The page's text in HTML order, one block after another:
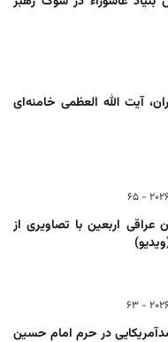
آیت الله العظمی خامنه‌ای
عراقی اربعین با تصاویری از
در حرم امام حسین